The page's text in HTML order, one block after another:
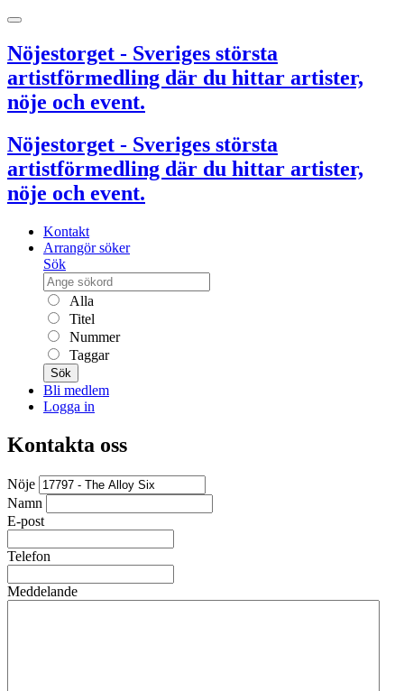
Nöjestorget - Sveriges största
artistförmedling där du hittar artister,
nöje och event.
Nöjestorget - Sveriges största
artistförmedling där du hittar artister,
nöje och event.
Kontakt
Arrangör söker
Sök
Alla
Titel
Nummer
Taggar
Sök
Bli medlem
Logga in
Kontakta oss
Nöje
Namn
E-post
Telefon
Meddelande